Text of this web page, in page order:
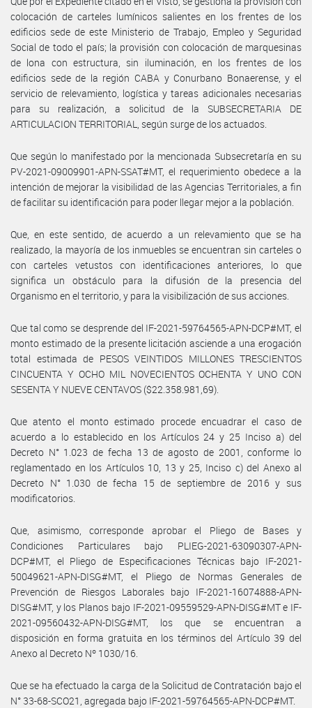
colocación de carteles lumínicos salientes en los frentes de los
edificios sede de este Ministerio de Trabajo, Empleo y Seguridad
Social de todo el país; la provisión con colocación de marquesinas
de lona con estructura, sin iluminación, en los frentes de los
edificios sede de la región CABA y Conurbano Bonaerense, y el
servicio de relevamiento, logística y tareas adicionales necesarias
para su realización, a solicitud de la SUBSECRETARIA DE
ARTICULACION TERRITORIAL, según surge de los actuados.
Que según lo manifestado por la mencionada Subsecretaría en su
PV-2021-09009901-APN-SSAT#MT, el requerimiento obedece a la
intención de mejorar la visibilidad de las Agencias Territoriales, a fin
de facilitar su identificación para poder llegar mejor a la población.
Que, en este sentido, de acuerdo a un relevamiento que se ha
realizado, la mayoría de los inmuebles se encuentran sin carteles o
con carteles vetustos con identificaciones anteriores, lo que
significa un obstáculo para la difusión de la presencia del
Organismo en el territorio, y para la visibilización de sus acciones.
Que tal como se desprende del IF-2021-59764565-APN-DCP#MT, el
monto estimado de la presente licitación asciende a una erogación
total estimada de PESOS VEINTIDOS MILLONES TRESCIENTOS
CINCUENTA Y OCHO MIL NOVECIENTOS OCHENTA Y UNO CON
SESENTA Y NUEVE CENTAVOS ($22.358.981,69).
Que atento el monto estimado procede encuadrar el caso de
acuerdo a lo establecido en los Artículos 24 y 25 Inciso a) del
Decreto N° 1.023 de fecha 13 de agosto de 2001, conforme lo
reglamentado en los Artículos 10, 13 y 25, Inciso c) del Anexo al
Decreto N° 1.030 de fecha 15 de septiembre de 2016 y sus
modificatorios.
Que, asimismo, corresponde aprobar el Pliego de Bases y
Condiciones Particulares bajo PLIEG-2021-63090307-APN-
DCP#MT, el Pliego de Especificaciones Técnicas bajo IF-2021-
50049621-APN-DISG#MT, el Pliego de Normas Generales de
Prevención de Riesgos Laborales bajo IF-2021-16074888-APN-
DISG#MT, y los Planos bajo IF-2021-09559529-APN-DISG#MT e IF-
2021-09560432-APN-DISG#MT, los que se encuentran a
disposición en forma gratuita en los términos del Artículo 39 del
Anexo al Decreto Nº 1030/16.
Que se ha efectuado la carga de la Solicitud de Contratación bajo el
N° 33-68-SCO21, agregada bajo IF-2021-59764565-APN-DCP#MT.